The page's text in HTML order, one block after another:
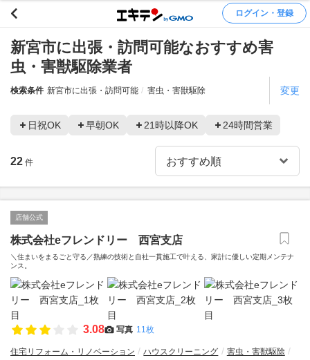
ログイン・登録
新宮市に出張・訪問可能なおすすめ害
虫・害獣駆除業者
検索条件 新宮市に出張・訪問可能 害虫・害獣駆除 変更
日祝OK 早朝OK 21時以降OK 24時間営業
22 件
店舗公式
株式会社eフレンドリー 西宮支店
＼住まいをまるごと守る／熟練の技術と自社一貫施工で叶える、家計に優しい定期メンテナ
ンス。
3.08 写真 11枚
住宅リフォーム・リノベーション ハウスクリーニング
害虫・害獣駆除